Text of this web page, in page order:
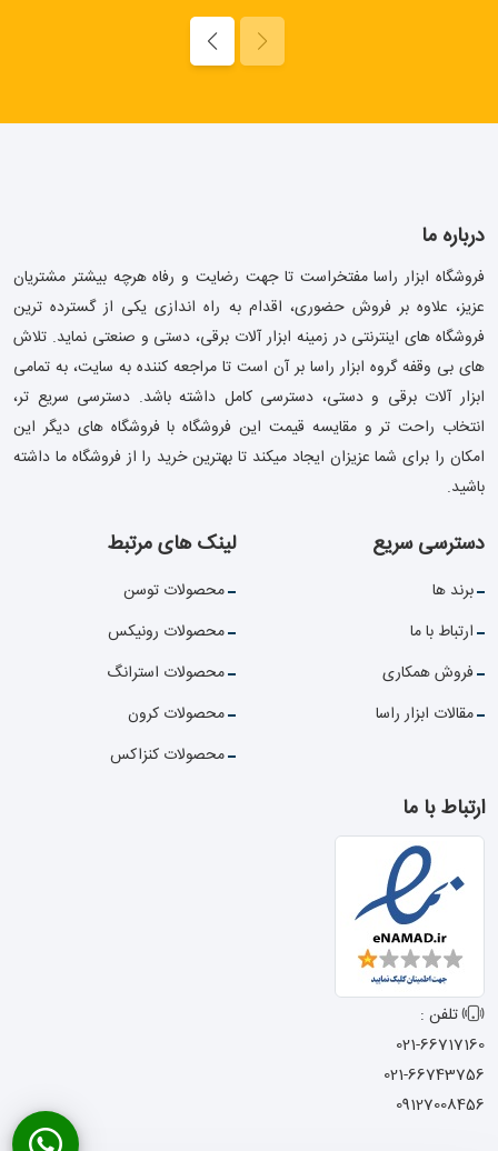
درباره ما
فروشگاه ابزار راسا مفتخراست تا جهت رضایت و رفاه هرچه بیشتر مشتریان
عزیز، علاوه بر فروش حضوری، اقدام به راه اندازی یکی از گسترده ترین
فروشگاه های اینترنتی در زمینه ابزار آلات برقی، دستی و صنعتی نماید. تلاش
های بی وقفه گروه ابزار راسا بر آن است تا مراجعه کننده به سایت، به تمامی
ابزار آلات برقی و دستی، دسترسی کامل داشته باشد. دسترسی سریع تر،
انتخاب راحت تر و مقایسه قیمت این فروشگاه با فروشگاه های دیگر این
امکان را برای شما عزیزان ایجاد میکند تا بهترین خرید را از فروشگاه ما داشته
باشید.
دسترسی سریع
برند ها
ارتباط با ما
فروش همکاری
مقالات ابزار راسا
لینک های مرتبط
محصولات توسن
محصولات رونیکس
محصولات استرانگ
محصولات کرون
محصولات کنزاکس
ارتباط با ما
تلفن :
021-66717160
021-66743756
09127008456